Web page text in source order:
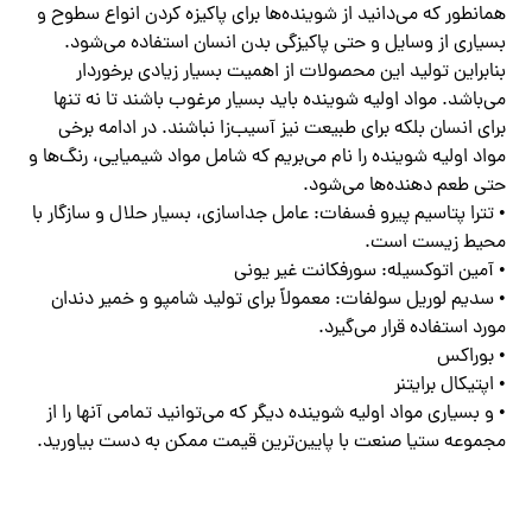
همانطور که می‌دانید از شوینده‌ها برای پاکیزه کردن انواع سطوح و
بسیاری از وسایل و حتی پاکیزگی بدن انسان استفاده می‌شود.
بنابراین تولید این محصولات از اهمیت بسیار زیادی برخوردار
می‌باشد. مواد اولیه شوینده باید بسیار مرغوب باشند تا نه تنها
برای انسان بلکه برای طبیعت نیز آسیب‌زا نباشند. در ادامه برخی
مواد اولیه شوینده را نام می‌بریم که شامل مواد شیمیایی، رنگ‌ها و
حتی طعم دهنده‌ها می‌شود.
• تترا پتاسیم پیرو فسفات: عامل جداسازی، بسیار حلال و سازگار با
محیط زیست است.
• آمین اتوکسیله: سورفکانت غیر یونی
• سدیم لوریل سولفات: معمولاً برای تولید شامپو و خمیر دندان
مورد استفاده قرار می‌گیرد.
• بوراکس
• اپتیکال برایتنر
• و بسیاری مواد اولیه شوینده دیگر که می‌توانید تمامی آنها را از
مجموعه ستیا صنعت با پایین‌ترین قیمت ممکن به دست بیاورید.